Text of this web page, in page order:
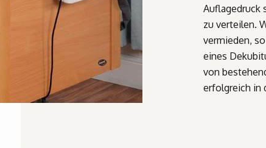
Auflagedruck
zu verteilen.
vermieden,
eines
von
erfolgreich in